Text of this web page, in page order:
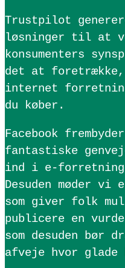
Trustpilot
løsninger til at
konsumenters
det at
internet
du køber.
Facebook
fantastiske
ind i e-
Desuden møder
som giver folk
publicere en
som desuden
afveje hvor glade